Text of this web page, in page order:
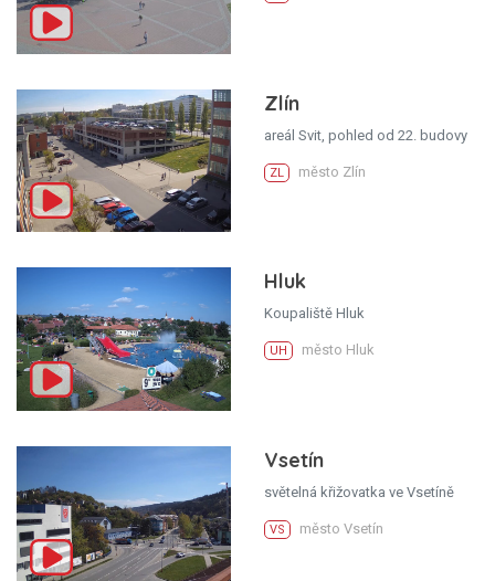
Zlín
areál Svit, pohled od 22. budovy
ZL město Zlín
Hluk
Koupaliště Hluk
UH město Hluk
Vsetín
světelná křižovatka ve Vsetíně
VS město Vsetín